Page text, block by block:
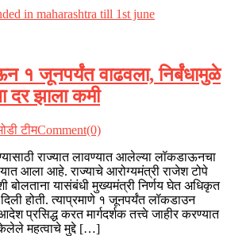
१ जूनपर्यंत वाढवला, निर्बंधामुळे
दर झाला कमी
टीमComment(0)
राज्यात लावण्यात आलेल्या लॉकडाऊनचा
आला आहे. राज्याचे आरोग्यमंत्री राजेश टोपे
बोलताना यासंबंधी मुख्यमंत्री निर्णय घेत अधिकृत
होती. त्याप्रमाणे १ जूनपर्यंत लॉकडाउन
प्रसिद्ध करत मार्गदर्शक तत्त्वे जाहीर करण्यात
महत्वाचे मुद्दे […]